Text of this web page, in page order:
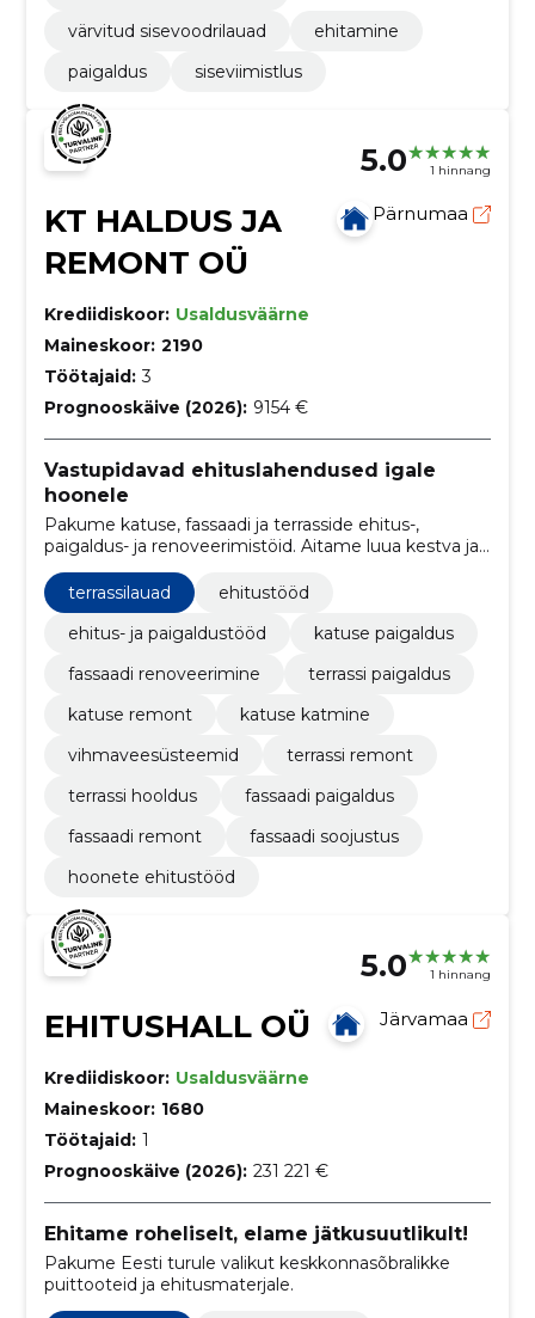
värvitud sisevoodrilauad
ehitamine
paigaldus
siseviimistlus
5.0 1 hinnang
KT HALDUS JA
REMONT OÜ
Pärnumaa
Krediidiskoor: Usaldusväärne
Maineskoor: 2190
Töötajaid: 3
Prognooskäive (2026): 9154 €
Vastupidavad ehituslahendused igale
hoonele
Pakume katuse, fassaadi ja terrasside ehitus-,
paigaldus- ja renoveerimistöid. Aitame luua kestva ja
hoolitsetud tulemuse nii uuele objektile kui ka
olemasoleva hoone uuendamiseks.
terrassilauad
ehitustööd
ehitus- ja paigaldustööd
katuse paigaldus
fassaadi renoveerimine
terrassi paigaldus
katuse remont
katuse katmine
vihmaveesüsteemid
terrassi remont
terrassi hooldus
fassaadi paigaldus
fassaadi remont
fassaadi soojustus
hoonete ehitustööd
5.0 1 hinnang
EHITUSHALL OÜ Järvamaa
Krediidiskoor: Usaldusväärne
Maineskoor: 1680
Töötajaid: 1
Prognooskäive (2026): 231 221 €
Ehitame roheliselt, elame jätkusuutlikult!
Pakume Eesti turule valikut keskkonnasõbralikke
puittooteid ja ehitusmaterjale.